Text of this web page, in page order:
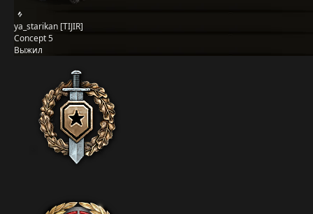
ya_starikan [TIJIR]
Concept 5
Выжил